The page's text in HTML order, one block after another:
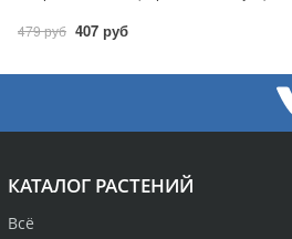
479 руб 407 руб
КАТАЛОГ РАСТЕНИЙ
Всё